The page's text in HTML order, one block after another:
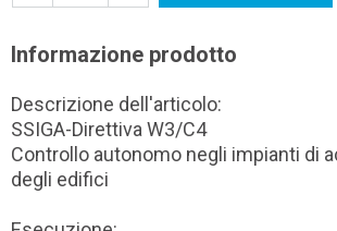
Informazione prodotto
Descrizione dell'articolo:
SSIGA-Direttiva W3/C4
Controllo autonomo negli impianti di
degli edifici